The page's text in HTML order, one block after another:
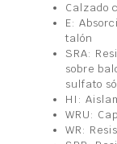
Calzado
E:
talón
SRA:
sobre
sulfato
HI:
WRU:
WR: